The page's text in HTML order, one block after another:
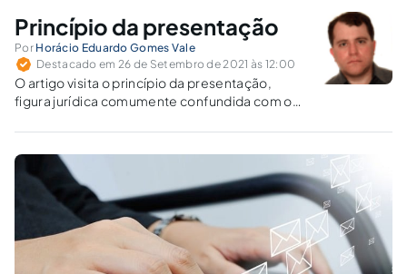
Princípio da presentação
Por Horácio Eduardo Gomes Vale
Destacado em 26 de Setembro de 2021 às 12:00
O artigo visita o princípio da presentação,
figura jurídica comumente confundida com o